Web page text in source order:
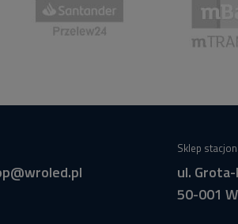
Sklep
ul.
50-001